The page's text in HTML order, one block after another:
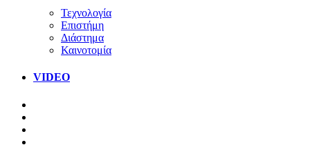
Τεχνολογία
Επιστήμη
Διάστημα
Καινοτομία
VIDEO